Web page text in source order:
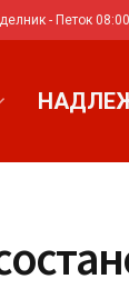
- Петок